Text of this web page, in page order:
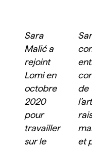
Sara
Malić a
rejoint
Lomi en
octobre
2020
pour
travailler
sur le
de
et